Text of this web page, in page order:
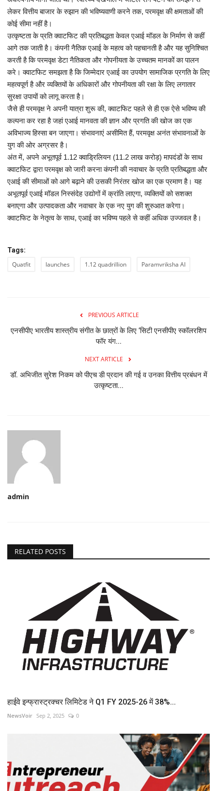
लेकर वित्तीय बाजार के रुझान की भविष्यवाणी करने तक, परमवृक्ष की क्षमताओं की
कोई सीमा नहीं है।
उत्कृष्टता के प्रति क्वाटफिट की प्रतिबद्धता केवल एआई मॉडल के निर्माण से कहीं
आगे तक जाती है। कंपनी नैतिक एआई के महत्व को पहचानती है और यह सुनिश्चित
करती है कि परमवृक्ष डेटा नैतिकता और गोपनीयता के उच्चतम मानकों का पालन
करे। क्वाटफिट समझता है कि जिम्मेदार एआई का उपयोग सामाजिक प्रगति के लिए
महत्वपूर्ण है और व्यक्तियों के अधिकारों और गोपनीयता की रक्षा के लिए लगातार
सुरक्षा उपायों को लागू करता है।
जैसे ही परमवृक्ष ने अपनी यात्रा शुरू की, क्वाटफिट पहले से ही एक ऐसे भविष्य की
कल्पना कर रहा है जहां एआई मानवता की ज्ञान और प्रगति की खोज का एक
अविभाज्य हिस्सा बन जाएगा। संभावनाएं असीमित हैं, परमवृक्ष अनंत संभावनाओं के
युग की ओर अग्रसर है।
अंत में, अपने अभूतपूर्व 1.12 क्वाड्रिलियन (11.2 लाख करोड़) मापदंडों के साथ
क्वाटफिट द्वारा परमवृक्ष को जारी करना कंपनी की नवाचार के प्रति प्रतिबद्धता और
एआई की सीमाओं को आगे बढ़ाने की उसकी निरंतर खोज का एक प्रमाण है। यह
अभूतपूर्व एआई मॉडल निस्संदेह उद्योगों में क्रांति लाएगा, व्यक्तियों को सशक्त
बनाएगा और उत्पादकता और नवाचार के एक नए युग की शुरुआत करेगा।
क्वाटफिट के नेतृत्व के साथ, एआई का भविष्य पहले से कहीं अधिक उज्जवल है।
Tags:
Quatfit launches 1.12 quadrillion Paramvriksha AI
PREVIOUS ARTICLE
एनसीपीए भारतीय शास्त्रीय संगीत के छात्रों के लिए ‘सिटी एनसीपीए स्कॉलरशिप
फॉर यंग...
NEXT ARTICLE
डॉ. अभिजीत सुरेश निकम को पीएच डी प्रदान की गई व उनका वित्तीय प्रबंधन में
उत्कृष्टता...
admin
RELATED POSTS
हाईवे इन्फ्रास्ट्रक्चर लिमिटेड ने Q1 FY 2025-26 में 38%...
NewsVoir Sep 2, 2025 0